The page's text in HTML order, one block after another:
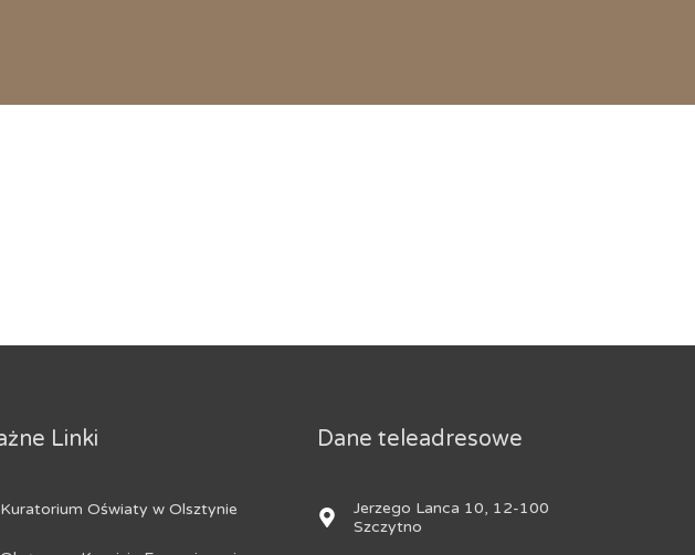
Linki
Kuratorium Oświaty w Olsztynie
Dane teleadresowe
Jerzego Lanca 10, 12-100
Szczytno